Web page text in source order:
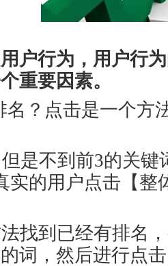
户行为，用户行
重要因素。
名？点击是一个方
是不到前3的关
实的用户点击【整
找到已经有排名
词，然后进行点